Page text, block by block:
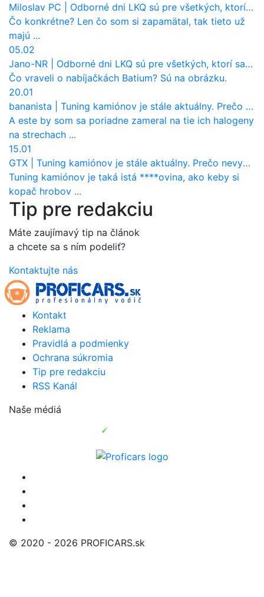
Miloslav PC
Odborné dni LKQ sú pre všetkých, ktorí sa chcú dozvedieť niečo viac
Čo konkrétne? Len čo som si zapamätal, tak tieto už
majú ...
05.02
Jano-NR
Odborné dni LKQ sú pre všetkých, ktorí sa chcú dozvedieť niečo viac
Čo vraveli o nabíjačkách Batium? Sú na obrázku.
20.01
bananista
Tuning kamiónov je stále aktuálny. Prečo nevyhynul ako pri osobákoch?
A este by som sa poriadne zameral na tie ich halogeny
na strechach ...
15.01
GTX
Tuning kamiónov je stále aktuálny. Prečo nevyhynul ako pri osobákoch?
Tuning kamiónov je taká istá ****ovina, ako keby si
kopač hrobov ...
Tip pre redakciu
Máte zaujímavý tip na článok
a chcete sa s ním podeliť?
Kontaktujte nás
Kontakt
Reklama
Pravidlá a podmienky
Ochrana súkromia
Tip pre redakciu
RSS Kanál
Naše médiá
© 2020 - 2026 PROFICARS.sk